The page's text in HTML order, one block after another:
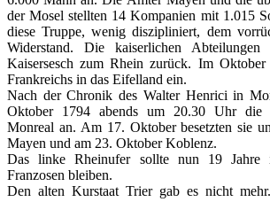
der Mosel stellten 14 Kompanien mit 1.015
diese Truppe, wenig diszipliniert, dem
Widerstand. Die kaiserlichen
Kaisersesch zum Rhein zurück. Im
Frankreichs in das Eifelland ein.
Nach der Chronik des Walter Henrici in
Oktober 1794 abends um 20.30 Uhr die
Monreal an. Am 17. Oktober besetzten sie
Mayen und am 23. Oktober Koblenz.
Das linke Rheinufer sollte nun 19 Jahre
Franzosen bleiben.
Den alten Kurstaat Trier gab es nicht